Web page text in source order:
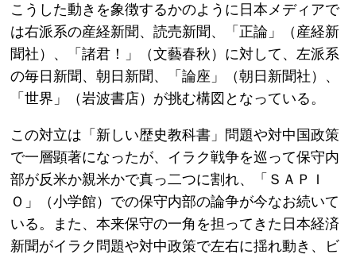
こうした動きを象徴するかのように日本メディアで
は右派系の産経新聞、読売新聞、「正論」（産経新
聞社）、「諸君！」（文藝春秋）に対して、左派系
の毎日新聞、朝日新聞、「論座」（朝日新聞社）、
「世界」（岩波書店）が挑む構図となっている。
この対立は「新しい歴史教科書」問題や対中国政策
で一層顕著になったが、イラク戦争を巡って保守内
部が反米か親米かで真っ二つに割れ、「ＳＡＰＩ
Ｏ」（小学館）での保守内部の論争が今なお続いて
いる。また、本来保守の一角を担ってきた日本経済
新聞がイラク問題や対中政策で左右に揺れ動き、ビ